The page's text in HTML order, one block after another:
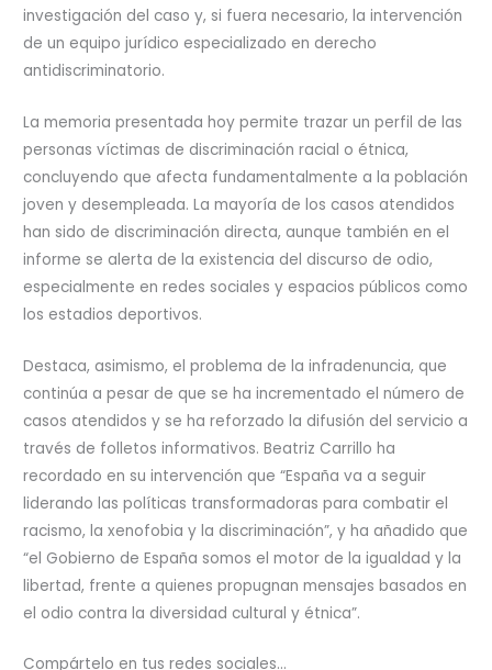
investigación del caso y, si fuera necesario, la intervención
de un equipo jurídico especializado en derecho
antidiscriminatorio.
La memoria presentada hoy permite trazar un perfil de las
personas víctimas de discriminación racial o étnica,
concluyendo que afecta fundamentalmente a la población
joven y desempleada. La mayoría de los casos atendidos
han sido de discriminación directa, aunque también en el
informe se alerta de la existencia del discurso de odio,
especialmente en redes sociales y espacios públicos como
los estadios deportivos.
Destaca, asimismo, el problema de la infradenuncia, que
continúa a pesar de que se ha incrementado el número de
casos atendidos y se ha reforzado la difusión del servicio a
través de folletos informativos. Beatriz Carrillo ha
recordado en su intervención que “España va a seguir
liderando las políticas transformadoras para combatir el
racismo, la xenofobia y la discriminación”, y ha añadido que
“el Gobierno de España somos el motor de la igualdad y la
libertad, frente a quienes propugnan mensajes basados en
el odio contra la diversidad cultural y étnica”.
Compártelo en tus redes sociales...